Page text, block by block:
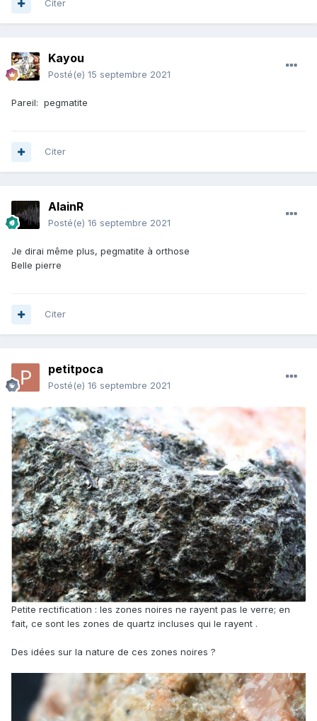
Citer
Kayou
Posté(e) 15 septembre 2021
Pareil: pegmatite
Citer
AlainR
Posté(e) 16 septembre 2021
Je dirai même plus, pegmatite à orthose
Belle pierre
Citer
petitpoca
Posté(e) 16 septembre 2021
Petite rectification : les zones noires ne rayent pas le verre; en
fait, ce sont les zones de quartz incluses qui le rayent .
Des idées sur la nature de ces zones noires ?